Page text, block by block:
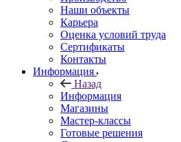
Наши объекты
Карьера
Оценка условий труда
Сертификаты
Контакты
Информация
Назад
Информация
Магазины
Мастер-классы
Готовые решения